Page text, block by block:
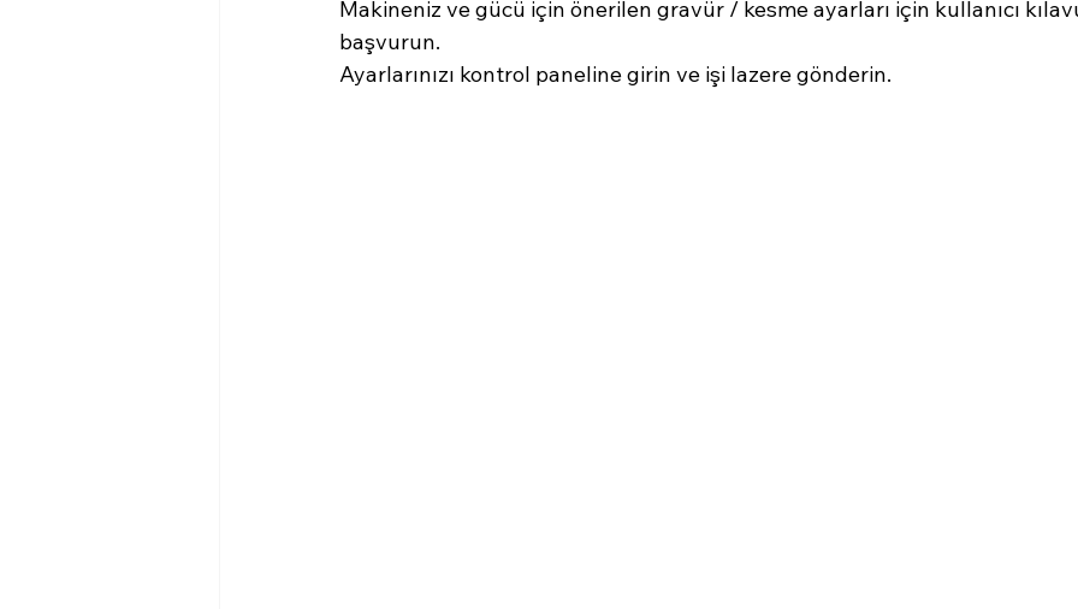
Makineniz ve gücü için önerilen gravür / kesme ayarları için kullanıcı
başvurun.
Ayarlarınızı kontrol paneline girin ve işi lazere gönderin.